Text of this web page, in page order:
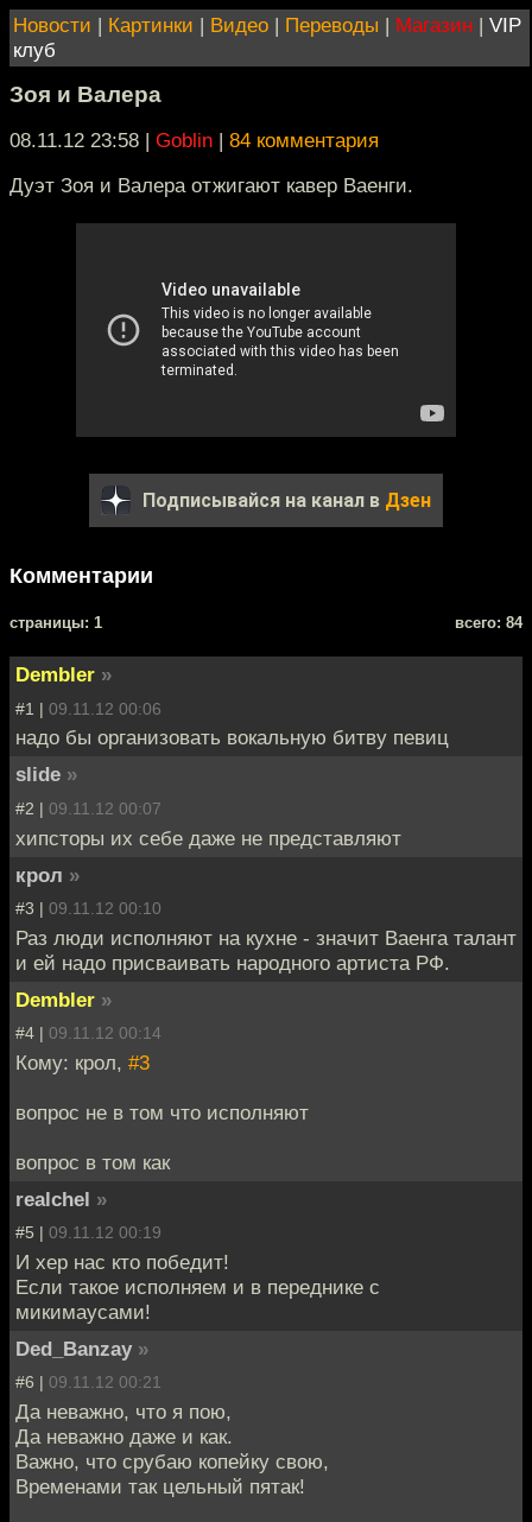
Новости | Картинки | Видео | Переводы | Магазин | VIP
клуб
Зоя и Валера
08.11.12 23:58 | Goblin | 84 комментария
Дуэт Зоя и Валера отжигают кавер Ваенги.
Подписывайся на канал в Дзен
Комментарии
cтраницы: 1 всего: 84
Dembler »
#1 | 09.11.12 00:06
надо бы организовать вокальную битву певиц
slide »
#2 | 09.11.12 00:07
хипсторы их себе даже не представляют
крол »
#3 | 09.11.12 00:10
Раз люди исполняют на кухне - значит Ваенга талант
и ей надо присваивать народного артиста РФ.
Dembler »
#4 | 09.11.12 00:14
Кому: крол, #3
вопрос не в том что исполняют
вопрос в том как
realchel »
#5 | 09.11.12 00:19
И хер нас кто победит!
Если такое исполняем и в переднике с
микимаусами!
Ded_Banzay »
#6 | 09.11.12 00:21
Да неважно, что я пою,
Да неважно даже и как.
Важно, что срубаю копейку свою,
Временами так цельный пятак!